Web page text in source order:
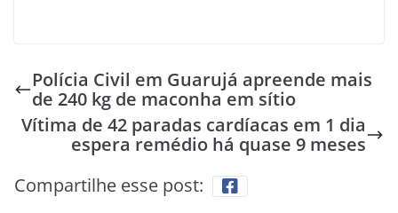
Polícia Civil em Guarujá apreende mais
de 240 kg de maconha em sítio
Vítima de 42 paradas cardíacas em 1 dia
espera remédio há quase 9 meses
Compartilhe esse post: